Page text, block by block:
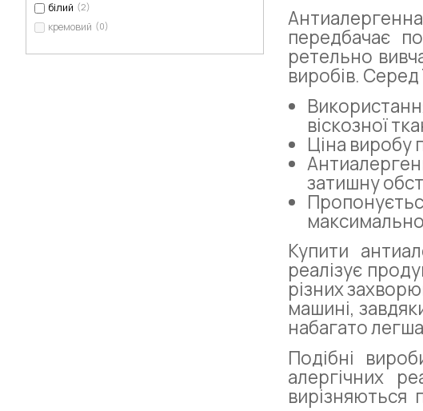
білий (2)
кремовий (0) передбачає
ретельно
виробів. Серед
віскозної
Ціна виробу
затишну
Купити
реалізує
різних
машині,
набагато
Подібні
алергічних